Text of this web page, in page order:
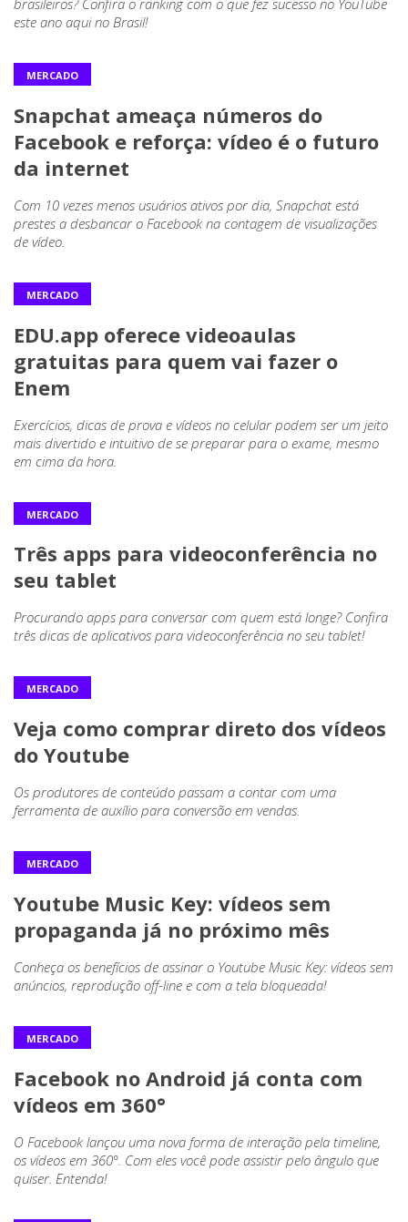
brasileiros? Confira o ranking com o que fez sucesso no YouTube
este ano aqui no Brasil!
MERCADO
Snapchat ameaça números do
Facebook e reforça: vídeo é o futuro
da internet
Com 10 vezes menos usuários ativos por dia, Snapchat está
prestes a desbancar o Facebook na contagem de visualizações
de vídeo.
MERCADO
EDU.app oferece videoaulas
gratuitas para quem vai fazer o
Enem
Exercícios, dicas de prova e vídeos no celular podem ser um jeito
mais divertido e intuitivo de se preparar para o exame, mesmo
em cima da hora.
MERCADO
Três apps para videoconferência no
seu tablet
Procurando apps para conversar com quem está longe? Confira
três dicas de aplicativos para videoconferência no seu tablet!
MERCADO
Veja como comprar direto dos vídeos
do Youtube
Os produtores de conteúdo passam a contar com uma
ferramenta de auxílio para conversão em vendas.
MERCADO
Youtube Music Key: vídeos sem
propaganda já no próximo mês
Conheça os benefícios de assinar o Youtube Music Key: vídeos sem
anúncios, reprodução off-line e com a tela bloqueada!
MERCADO
Facebook no Android já conta com
vídeos em 360°
O Facebook lançou uma nova forma de interação pela timeline,
os vídeos em 360°. Com eles você pode assistir pelo ângulo que
quiser. Entenda!